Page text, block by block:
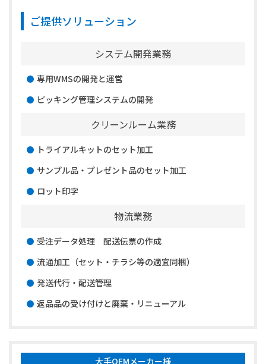
ご提供ソリューション
システム開発業務
専用WMSの開発と運営
ピッキング管理システムの開発
クリーンルーム業務
トライアルキットのセット加工
サンプル品・プレゼント品のセット加工
ロット印字
物流業務
受注データ処理 配送伝票の作成
流通加工（セット・チラシ等の適宜同梱）
発送代行・配送管理
返品品の受け付けと廃棄・リニューアル
大手OEMメーカー様